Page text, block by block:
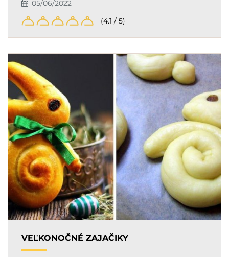
05/06/2022
(4.1 / 5)
VEĽKONOČNÉ ZAJAČIKY